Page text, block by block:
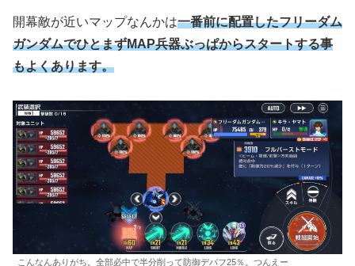
開幕敵が近いマップなんかは一番前に配置したフリーダム
ガンダムでひとまずMAP兵器ぶっぱからスタートする事
もよくあります。
こんなんありがち。全部必中で半分削って防御デバフ25％。つんえー